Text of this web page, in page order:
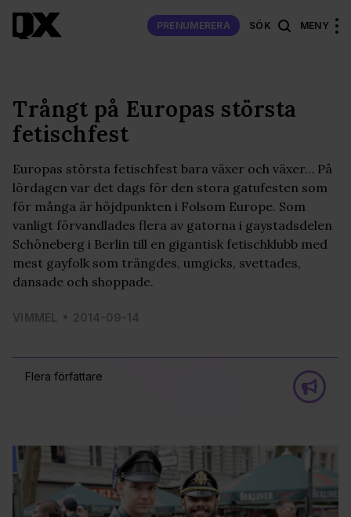
PRENUMERERA SÖK MENY
Flera författare
Trångt på Europas största
fetischfest
Europas största fetischfest bara växer och växer… På
lördagen var det dags för den stora gatufesten som
för många är höjdpunkten i Folsom Europe. Som
vanligt förvandlades flera av gatorna i gaystadsdelen
Schöneberg i Berlin till en gigantisk fetischklubb med
mest gayfolk som trängdes, umgicks, svettades,
dansade och shoppade.
VIMMEL 2014-09-14